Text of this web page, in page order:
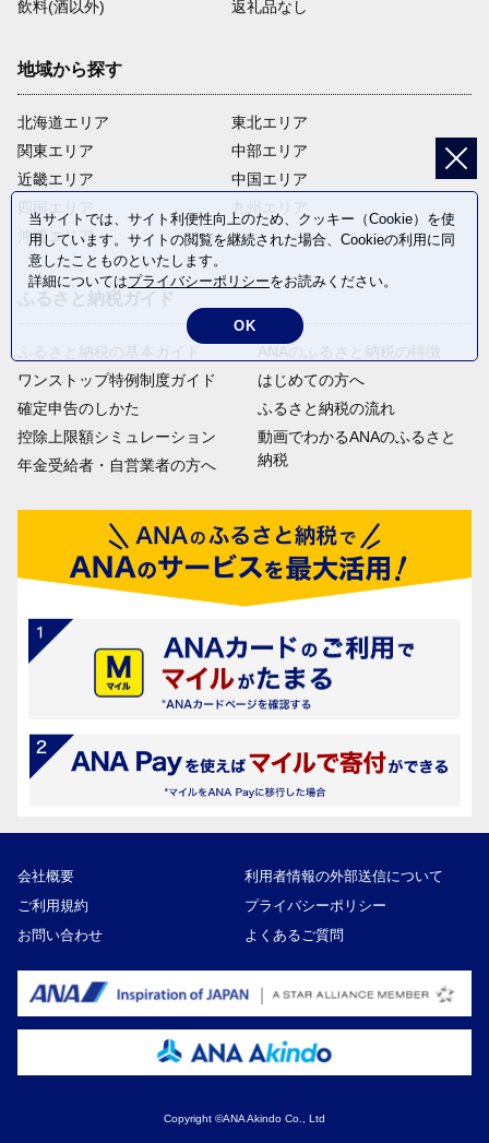
飲料(酒以外)
返礼品なし
地域から探す
北海道エリア
関東エリア
近畿エリア
沖縄エリア
東北エリア
中部エリア
中国エリア
ワンストップ特例制度ガイド
確定申告のしかた
控除上限額シミュレーション
年金受給者・自営業者の方へ
はじめての方へ
ふるさと納税の流れ
動画でわかるANAのふるさと
納税
会社概要
利用者情報の外部送信について
ご利用規約
プライバシーポリシー
お問い合わせ
よくあるご質問
Copyright ©ANA Akindo Co., Ltd
当サイトでは、サイト利便性向上のため、クッキー（Cookie）を使
用しています。サイトの閲覧を継続された場合、Cookieの利用に同
意したことものといたします。
詳細についてはプライバシーポリシーをお読みください。
OK